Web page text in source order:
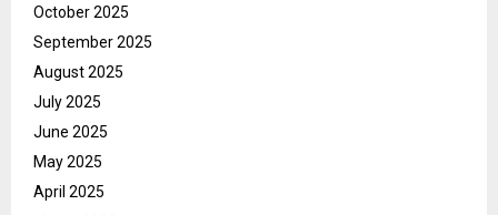
October 2025
September 2025
August 2025
July 2025
June 2025
May 2025
April 2025